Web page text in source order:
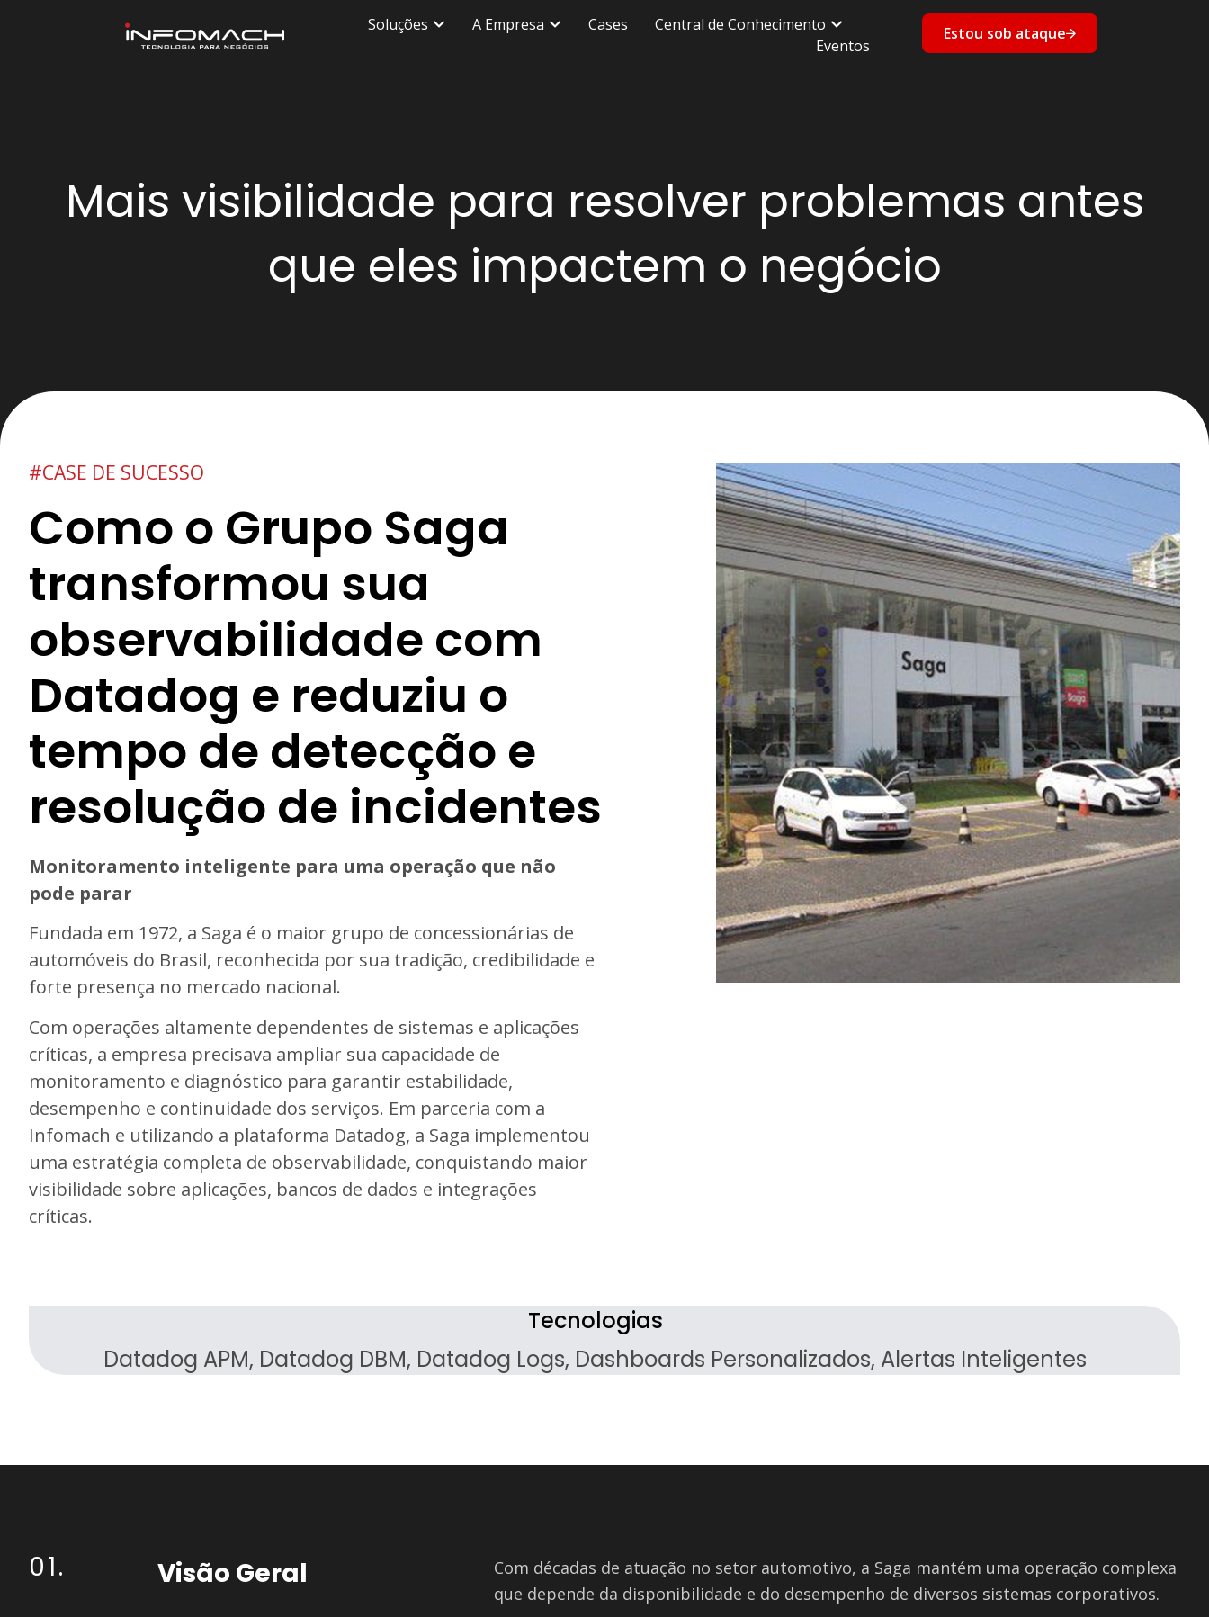
Soluções A Empresa Cases
Central de Conhecimento
Eventos
Estou sob ataque
Mais visibilidade para resolver problemas antes
que eles impactem o negócio
#CASE DE SUCESSO
Como o Grupo Saga
transformou sua
observabilidade com
Datadog e reduziu o
tempo de detecção e
resolução de incidentes
Monitoramento inteligente para uma operação que não
pode parar
Fundada em 1972, a Saga é o maior grupo de concessionárias de
automóveis do Brasil, reconhecida por sua tradição, credibilidade e
forte presença no mercado nacional.
Com operações altamente dependentes de sistemas e aplicações
críticas, a empresa precisava ampliar sua capacidade de
monitoramento e diagnóstico para garantir estabilidade,
desempenho e continuidade dos serviços. Em parceria com a
Infomach e utilizando a plataforma Datadog, a Saga implementou
uma estratégia completa de observabilidade, conquistando maior
visibilidade sobre aplicações, bancos de dados e integrações
críticas.
Tecnologias
Datadog APM, Datadog DBM, Datadog Logs, Dashboards Personalizados, Alertas Inteligentes
01. Visão Geral
Com décadas de atuação no setor automotivo, a Saga mantém uma operação complexa
que depende da disponibilidade e do desempenho de diversos sistemas corporativos.